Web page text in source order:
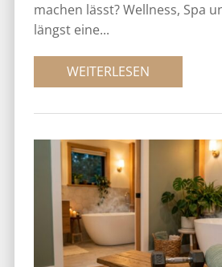
machen lässt? Wellness, Spa
längst eine...
WEITERLESEN